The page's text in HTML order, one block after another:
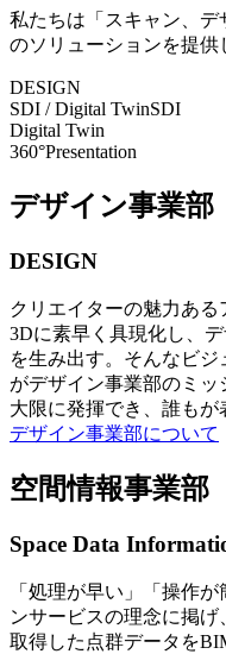
私たちは「スキャン、デ
のソリューションを提供
DESIGN
SDI / Digital TwinSDI
Digital Twin
360°Presentation
デザイン事業部
DESIGN
クリエイターの魅力あ
3Dに素早く具現化し、
を生み出す。そんなビ
がデザイン事業部のミ
大限に発揮でき、誰もが
デザイン事業部について
空間情報事業部
Space Data
「処理が早い」「操作
ンサービスの理念に掲げ
取得した点群データを